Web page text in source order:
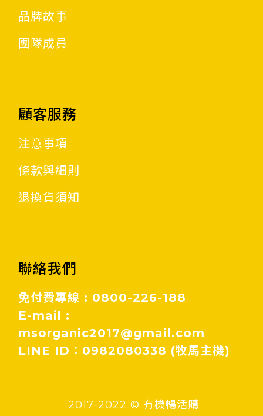
品牌故事
團隊成員
顧客服務
注意事項
條款與細則
退換貨須知
聯絡我們
免付費專線 : 0800-226-188
E-mail :
msorganic2017@gmail.com
LINE ID：0982080338 (牧馬主機)
2017-2022 © 有機暢活購